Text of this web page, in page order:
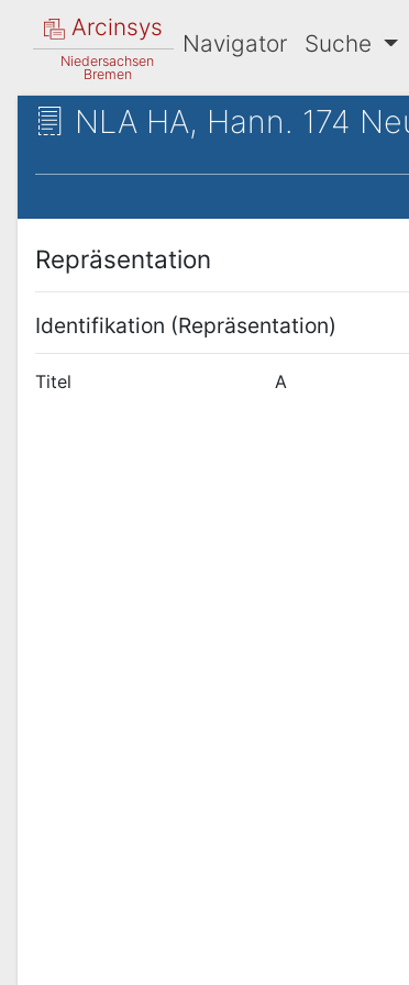
Arcinsys
Niedersachsen
Bremen
Navigator Suche
NLA HA, Hann. 174
Repräsentation
Identifikation (Repräsentation)
Titel A